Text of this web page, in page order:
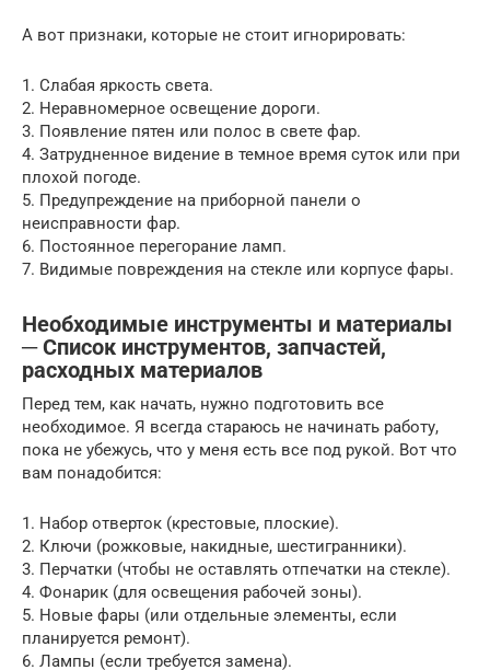
А вот признаки, которые не стоит игнорировать:
1. Слабая яркость света.
2. Неравномерное освещение дороги.
3. Появление пятен или полос в свете фар.
4. Затрудненное видение в темное время суток или при
плохой погоде.
5. Предупреждение на приборной панели о
неисправности фар.
6. Постоянное перегорание ламп.
7. Видимые повреждения на стекле или корпусе фары.
Необходимые инструменты и материалы
─ Список инструментов, запчастей,
расходных материалов
Перед тем, как начать, нужно подготовить все
необходимое. Я всегда стараюсь не начинать работу,
пока не убежусь, что у меня есть все под рукой. Вот что
вам понадобится:
1. Набор отверток (крестовые, плоские).
2. Ключи (рожковые, накидные, шестигранники).
3. Перчатки (чтобы не оставлять отпечатки на стекле).
4. Фонарик (для освещения рабочей зоны).
5. Новые фары (или отдельные элементы, если
планируется ремонт).
6. Лампы (если требуется замена).